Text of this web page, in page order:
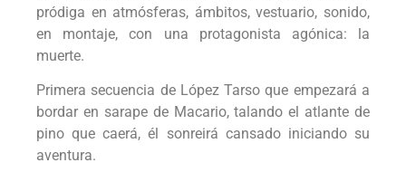
pródiga en atmósferas, ámbitos, vestuario, sonido,
en montaje, con una protagonista agónica: la
muerte.
Primera secuencia de López Tarso que empezará a
bordar en sarape de Macario, talando el atlante de
pino que caerá, él sonreirá cansado iniciando su
aventura.